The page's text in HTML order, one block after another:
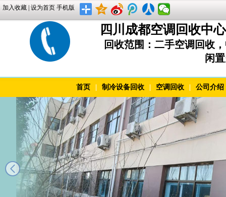
加入收藏 设为首页 手机版
四川成都空调回收中
回收范围：二手空调回收
闲
首页 制冷设备回收 空调回收 公司介绍